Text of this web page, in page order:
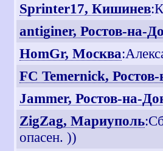
Sprinter17, Кишинев
antiginer, Ростов-на-
HomGr, Москва
FC Temernick,
Jammer, Ростов-на-
ZigZag, Мариуполь
опасен. ))